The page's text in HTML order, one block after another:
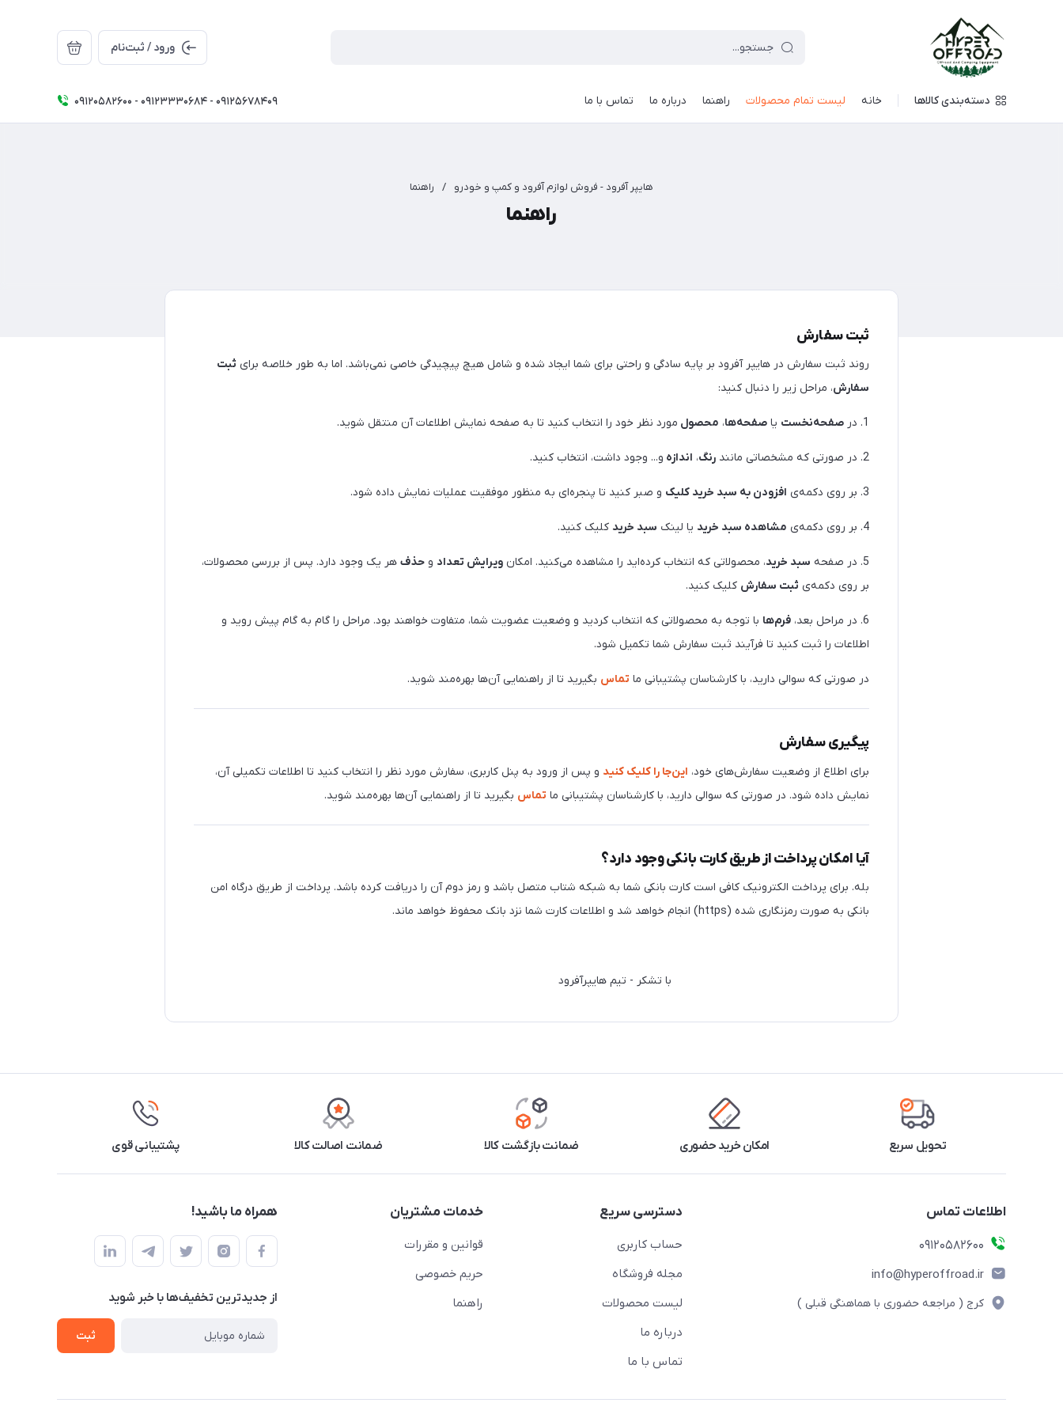
ورود / ثبت‌نام
دسته‌بندی کالاها خانه لیست تمام محصولات راهنما درباره ما تماس با ما 09120582600 - 09123330684 - 09125678409
هایپر آفرود - فروش لوازم آفرود و کمپ و خودرو / راهنما
راهنما
ثبت سفارش
روند ثبت سفارش در هایپر آفرود بر پایه سادگی و راحتی برای شما ایجاد شده و شامل هیچ پیچیدگی خاصی نمی‌باشد. اما به طور خلاصه برای ثبت
سفارش، مراحل زیر را دنبال کنید:
1. در صفحه‌نخست یا صفحه‌ها، محصول مورد نظر خود را انتخاب کنید تا به صفحه نمایش اطلاعات آن منتقل شوید.
2. در صورتی که مشخصاتی مانند رنگ، اندازه و... وجود داشت، انتخاب کنید.
3. بر روی دکمه‌ی افزودن به سبد خرید کلیک و صبر کنید تا پنجره‌ای به منظور موفقیت عملیات نمایش داده شود.
4. بر روی دکمه‌ی مشاهده سبد خرید یا لینک سبد خرید کلیک کنید.
5. در صفحه سبد خرید، محصولاتی که انتخاب کرده‌اید را مشاهده می‌کنید. امکان ویرایش تعداد و حذف هر یک وجود دارد. پس از بررسی محصولات،
بر روی دکمه‌ی ثبت سفارش کلیک کنید.
6. در مراحل بعد، فرم‌ها با توجه به محصولاتی که انتخاب کردید و وضعیت عضویت شما، متفاوت خواهند بود. مراحل را گام به گام پیش روید و
اطلاعات را ثبت کنید تا فرآیند ثبت سفارش شما تکمیل شود.
در صورتی که سوالی دارید، با کارشناسان پشتیبانی ما تماس بگیرید تا از راهنمایی آن‌ها بهره‌مند شوید.
پیگیری سفارش
برای اطلاع از وضعیت سفارش‌های خود، این‌جا را کلیک کنید و پس از ورود به پنل کاربری، سفارش مورد نظر را انتخاب کنید تا اطلاعات تکمیلی آن،
نمایش داده شود. در صورتی که سوالی دارید، با کارشناسان پشتیبانی ما تماس بگیرید تا از راهنمایی آن‌ها بهره‌مند شوید.
آیا امکان پرداخت از طریق کارت بانکی وجود دارد؟
بله. برای پرداخت الکترونیک کافی است کارت بانکی شما به شبکه شتاب متصل باشد و رمز دوم آن را دریافت کرده باشد. پرداخت از طریق درگاه امن
بانکی به صورت رمزنگاری شده (https) انجام خواهد شد و اطلاعات کارت شما نزد بانک محفوظ خواهد ماند.
با تشکر - تیم هایپرآفرود
تحویل سریع امکان خرید حضوری ضمانت بازگشت کالا ضمانت اصالت کالا پشتیبانی قوی
اطلاعات تماس
09120582600
info@hyperoffroad.ir
کرج ( مراجعه حضوری با هماهنگی قبلی )
دسترسی سریع
حساب کاربری
مجله فروشگاه
لیست محصولات
درباره ما
تماس با ما
خدمات مشتریان
قوانین و مقررات
حریم خصوصی
راهنما
همراه ما باشید!
از جدید‌ترین تخفیف‌ها با‌ خبر شوید
ثبت